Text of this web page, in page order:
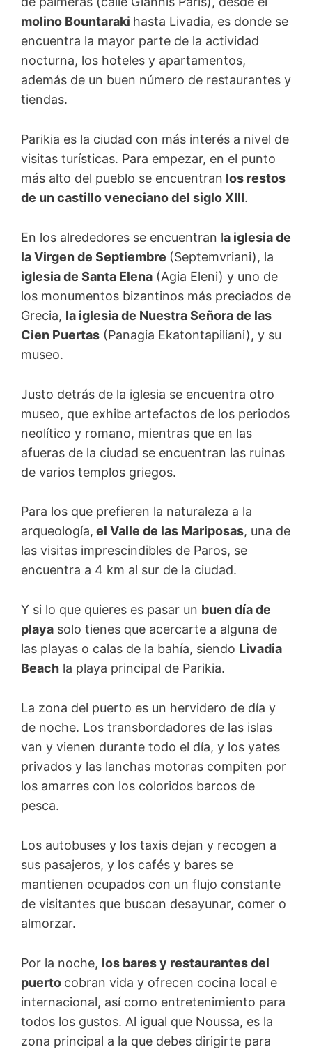
molino Bountaraki hasta Livadia, es donde se
encuentra la mayor parte de la actividad
nocturna, los hoteles y apartamentos,
además de un buen número de restaurantes y
tiendas.
Parikia es la ciudad con más interés a nivel de
visitas turísticas. Para empezar, en el punto
más alto del pueblo se encuentran los restos
de un castillo veneciano del siglo XIII.
En los alrededores se encuentran la iglesia de
la Virgen de Septiembre (Septemvriani), la
iglesia de Santa Elena (Agia Eleni) y uno de
los monumentos bizantinos más preciados de
Grecia, la iglesia de Nuestra Señora de las
Cien Puertas (Panagia Ekatontapiliani), y su
museo.
Justo detrás de la iglesia se encuentra otro
museo, que exhibe artefactos de los periodos
neolítico y romano, mientras que en las
afueras de la ciudad se encuentran las ruinas
de varios templos griegos.
Para los que prefieren la naturaleza a la
arqueología, el Valle de las Mariposas, una de
las visitas imprescindibles de Paros, se
encuentra a 4 km al sur de la ciudad.
Y si lo que quieres es pasar un buen día de
playa solo tienes que acercarte a alguna de
las playas o calas de la bahía, siendo Livadia
Beach la playa principal de Parikia.
La zona del puerto es un hervidero de día y
de noche. Los transbordadores de las islas
van y vienen durante todo el día, y los yates
privados y las lanchas motoras compiten por
los amarres con los coloridos barcos de
pesca.
Los autobuses y los taxis dejan y recogen a
sus pasajeros, y los cafés y bares se
mantienen ocupados con un flujo constante
de visitantes que buscan desayunar, comer o
almorzar.
Por la noche, los bares y restaurantes del
puerto cobran vida y ofrecen cocina local e
internacional, así como entretenimiento para
todos los gustos. Al igual que Noussa, es la
zona principal a la que debes dirigirte para